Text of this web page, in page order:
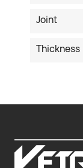
Joint
Thickness